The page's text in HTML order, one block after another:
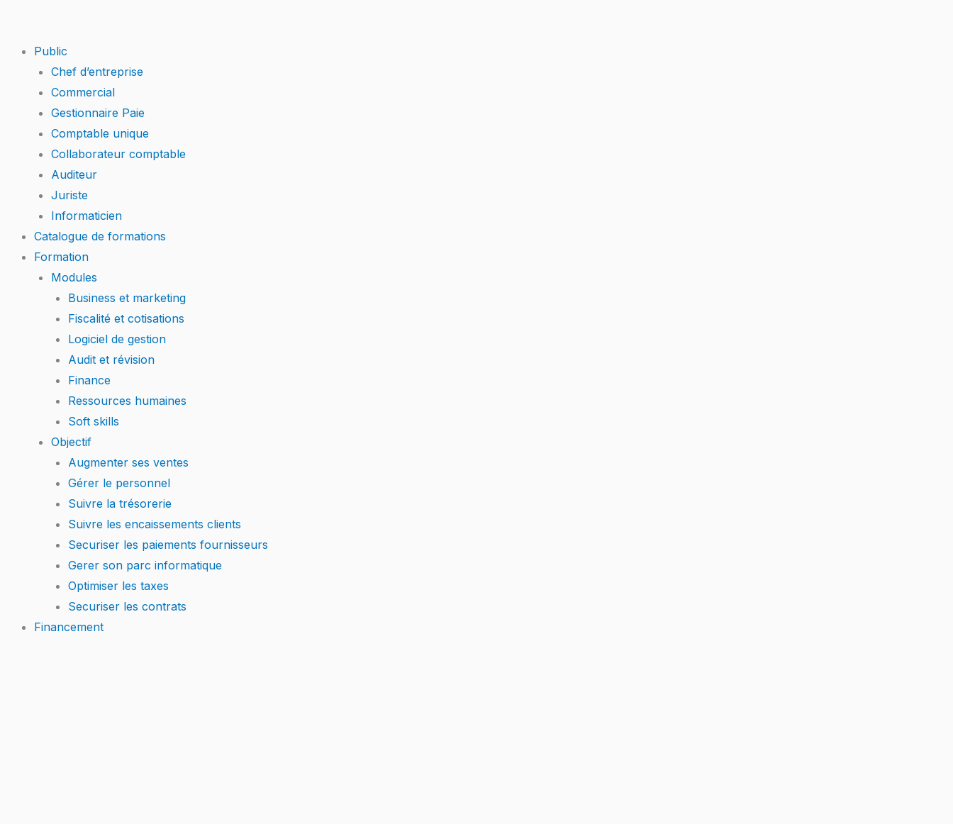
contentPublic
Chef d’entreprise
Commercial
Gestionnaire Paie
Comptable unique
Collaborateur comptable
Auditeur
Juriste
Informaticien
Catalogue de formations
Formation
Modules
Business et marketing
Fiscalité et cotisations
Logiciel de gestion
Audit et révision
Finance
Ressources humaines
Soft skills
Objectif
Augmenter ses ventes
Gérer le personnel
Suivre la trésorerie
Suivre les encaissements clients
Securiser les paiements fournisseurs
Gerer son parc informatique
Optimiser les taxes
Securiser les contrats
Financement